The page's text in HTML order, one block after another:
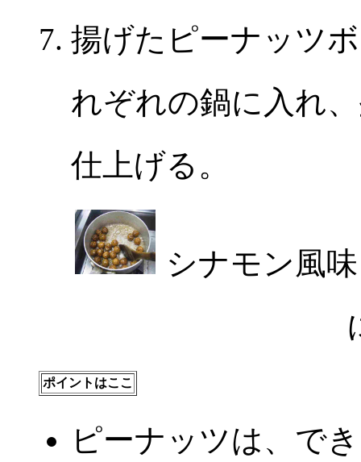
揚げたピーナッツ
れぞれの鍋に入れ
仕上げる。
シナモン風
ポイントはここ
ピーナッツは、で